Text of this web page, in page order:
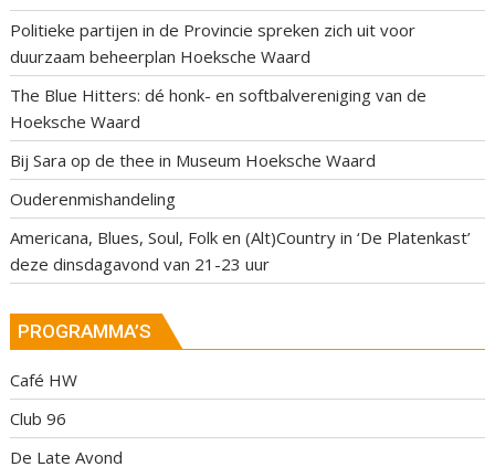
Politieke partijen in de Provincie spreken zich uit voor
duurzaam beheerplan Hoeksche Waard
The Blue Hitters: dé honk- en softbalvereniging van de
Hoeksche Waard
Bij Sara op de thee in Museum Hoeksche Waard
Ouderenmishandeling
Americana, Blues, Soul, Folk en (Alt)Country in ‘De Platenkast’
deze dinsdagavond van 21-23 uur
PROGRAMMA’S
Café HW
Club 96
De Late Avond